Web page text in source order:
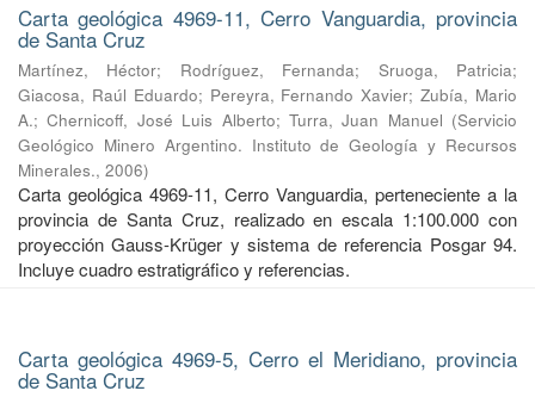
Carta geológica 4969-11, Cerro Vanguardia, provincia
de Santa Cruz
Martínez, Héctor; Rodríguez, Fernanda; Sruoga, Patricia;
Giacosa, Raúl Eduardo; Pereyra, Fernando Xavier;Zubía, Mario
A.;Chernicoff, José Luis Alberto; Turra, Juan Manuel (Servicio
Geológico Minero Argentino. Instituto de Geología y Recursos
Minerales., 2006)
Carta geológica 4969-11, Cerro Vanguardia, perteneciente a la
provincia de Santa Cruz, realizado en escala 1:100.000 con
proyección Gauss-Krüger y sistema de referencia Posgar 94.
Incluye cuadro estratigráfico y referencias.
Carta geológica 4969-5, Cerro el Meridiano, provincia
de Santa Cruz